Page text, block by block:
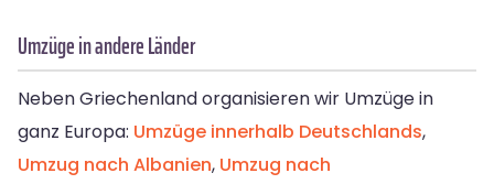
Umzüge in andere Länder
Neben Griechenland organisieren wir Umzüge in
ganz Europa: Umzüge innerhalb Deutschlands,
Umzug nach Albanien, Umzug nach